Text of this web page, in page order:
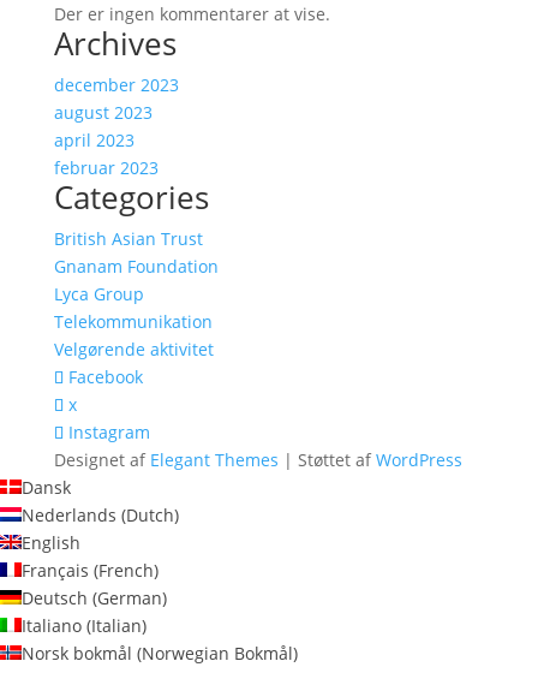
Der er ingen kommentarer at vise.
Archives
december 2023
august 2023
april 2023
februar 2023
Categories
British Asian Trust
Gnanam Foundation
Lyca Group
Telekommunikation
Velgørende aktivitet
Facebook
x
Instagram
Designet af Elegant Themes | Støttet afWordPress
Dansk
Nederlands (Dutch)
English
Français (French)
Deutsch (German)
Italiano (Italian)
Norsk bokmål (Norwegian Bokmål)